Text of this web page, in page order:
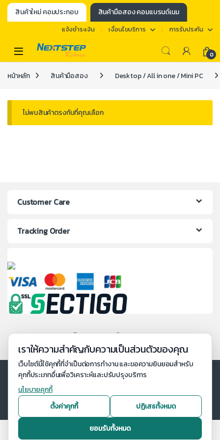
สินค้าใหม่ คอมประกอบ สินค้ามือสอง คอมแบรนด์เนม
แจ้งชำระเงิน เงื่อนไขบริการ การรับประกัน
0
หน้าหลัก สินค้ามือสอง Desktop / All in one / Mini PC
ไม่พบสินค้าตรงกับที่คุณเลือก
Customer Care
Tracking Order
เราให้ความสำคัญกับความเป็นส่วนตัวของคุณ
เว็บไซต์นี้ใช้คุกกี้ที่จำเป็นต่อการทำงาน และขอความยินยอมสำหรับ
คุกกี้ประเภทอื่นเพื่อวิเคราะห์และปรับปรุงบริการ
นโยบายคุกกี้
ตั้งค่าคุกกี้
ปฏิเสธทั้งหมด
ยอมรับทั้งหมด